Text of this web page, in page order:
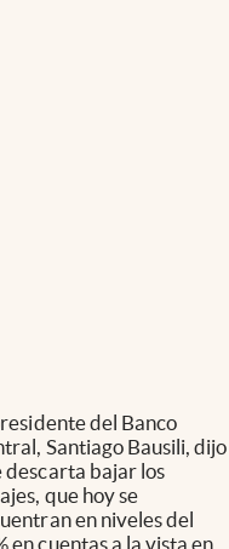
del Banco
Santiago Bausili, dijo
descarta bajar los
que hoy se
en niveles del
en cuentas a la vista en